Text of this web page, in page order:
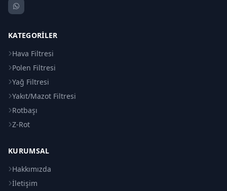
KATEGORILER
Hava Filtresi
Polen Filtresi
Yağ Filtresi
Yakıt/Mazot Filtresi
Rotbaşı
Z-Rot
KURUMSAL
Hakkımızda
İletişim